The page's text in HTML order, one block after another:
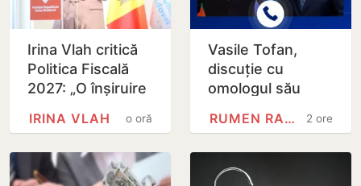
Irina Vlah critică
Politica Fiscală
2027: „O înșiruire
realizată pe
o oră
IRINA VLAH
Vasile Tofan,
discuție cu
omologul său
europeană și
principalele…
2 ore
RUMEN RADEV